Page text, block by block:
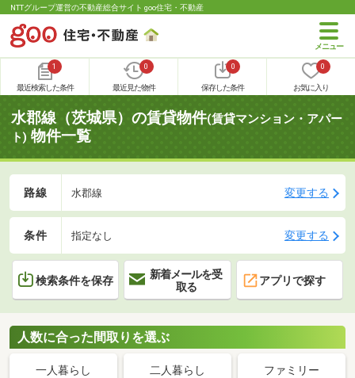
NTTグループ運営の不動産総合サイト goo住宅・不動産
1
最近検索した条件
0
最近見た物件
0
保存した条件
0
お気に入り
水郡線（茨城県）の賃貸物件(賃貸マンション・アパー
ト) 物件一覧
路線 水郡線 変更する
条件 指定なし 変更する
検索条件を保存
新着メールを受
取る
アプリで探す
人数に合った間取りを選ぶ
一人暮らし 二人暮らし ファミリー